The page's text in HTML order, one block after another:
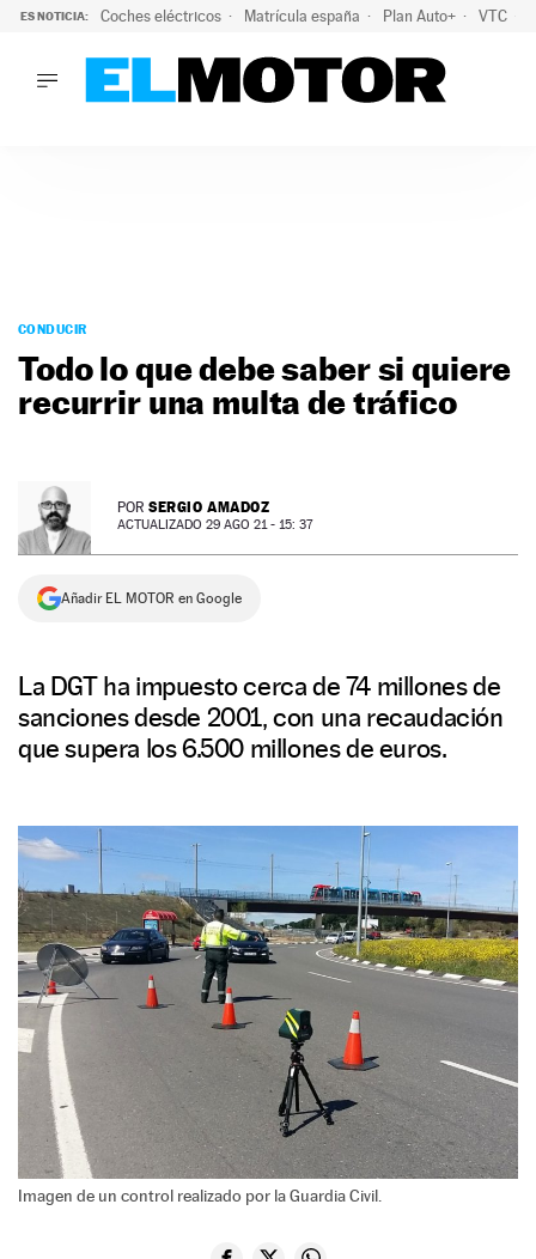
ES NOTICIA: Coches eléctricos Matrícula españa Plan Auto+ VTC
PODCAST
MOTOS
TECNOLOGÍA
PREMIOS
SERVICIOS
CONDUCIR
Todo lo que debe saber si quiere
recurrir una multa de tráfico
POR SERGIO AMADOZ
ACTUALIZADO 29 AGO 21 - 15: 37
Añadir EL MOTOR en Google
La DGT ha impuesto cerca de 74 millones de
sanciones desde 2001, con una recaudación
que supera los 6.500 millones de euros.
Imagen de un control realizado por la Guardia Civil.